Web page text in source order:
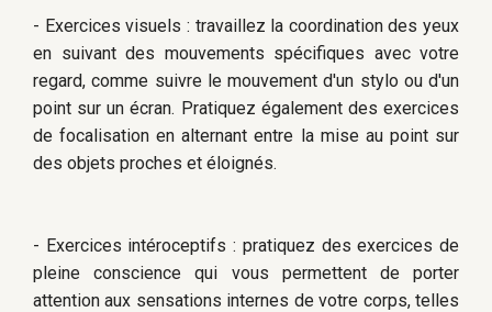
- Exercices visuels : travaillez la coordination des yeux
en suivant des mouvements spécifiques avec votre
regard, comme suivre le mouvement d'un stylo ou d'un
point sur un écran. Pratiquez également des exercices
de focalisation en alternant entre la mise au point sur
des objets proches et éloignés.
- Exercices intéroceptifs : pratiquez des exercices de
pleine conscience qui vous permettent de porter
attention aux sensations internes de votre corps, telles